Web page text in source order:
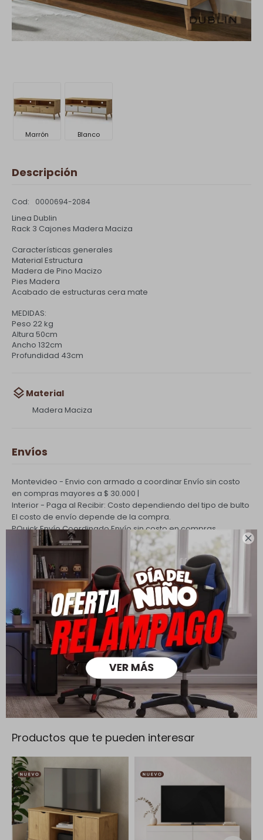

Marrón Blanco
Descripción
0000694-2084
Linea Dublin
Rack 3 Cajones Madera Maciza
Características generales
Material Estructura
Madera de Pino Macizo
Pies Madera
Acabado de estructuras cera mate
MEDIDAS:
Peso 22 kg
Altura 50cm
Ancho 132cm
Profundidad 43cm
Material
Madera Maciza
Envíos
Montevideo - Envio con armado a coordinarEnvío sin costo
en compras mayores a $ 30.000 |
Interior - Paga al Recibir: Costo dependiendo del tipo de bulto
El costo de envío depende de la compra.
PQuick Envío CoordinadoEnvío sin costo en compras
mayores a $ 30.000 |
Cambios y Devoluciones
Todas las compras realizadas tienen un plazo de 5 días para
su cambio.
Ver mas
Medios de pago
Productos que te pueden interesar